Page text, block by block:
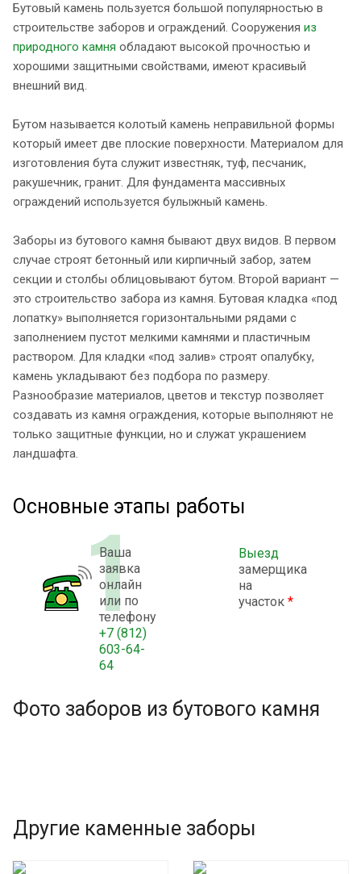
Бутовый камень пользуется большой популярностью в
строительстве заборов и ограждений. Сооружения из
природного камня обладают высокой прочностью и
хорошими защитными свойствами, имеют красивый
внешний вид.
Бутом называется колотый камень неправильной формы
который имеет две плоские поверхности. Материалом для
изготовления бута служит известняк, туф, песчаник,
ракушечник, гранит. Для фундамента массивных
ограждений используется булыжный камень.
Заборы из бутового камня бывают двух видов. В первом
случае строят бетонный или кирпичный забор, затем
секции и столбы облицовывают бутом. Второй вариант —
это строительство забора из камня. Бутовая кладка «под
лопатку» выполняется горизонтальными рядами с
заполнением пустот мелкими камнями и пластичным
раствором. Для кладки «под залив» строят опалубку,
камень укладывают без подбора по размеру.
Разнообразие материалов, цветов и текстур позволяет
создавать из камня ограждения, которые выполняют не
только защитные функции, но и служат украшением
ландшафта.
Основные этапы работы
Ваша
заявка
онлайн
или по
телефону
+7 (812)
603-64-
64
Выезд
замерщика
на
участок *
Фото заборов из бутового камня
Другие каменные заборы